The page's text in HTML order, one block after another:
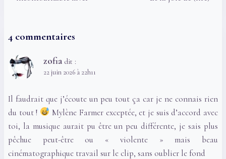
4 commentaires
zofia dit :
22 juin 2026 à 22h11
Il faudrait que j’écoute un peu tout ça car je ne connais rien
du tout !
Mylène Farmer exceptée, et je suis d’accord avec
toi, la musique aurait pu être un peu différente, je sais plus
pêchue peut-être ou « violente » mais beau
cinématographique travail sur le clip, sans oublier le fond